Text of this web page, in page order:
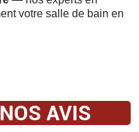
votre salle de bain en
AVIS